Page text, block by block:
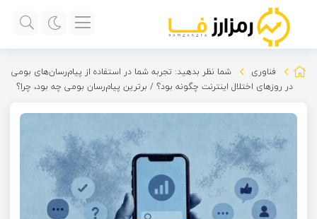
فناوری
شما نظر بدهید: تجربه شما در استفاده از پیام‌رسان‌های بومی
در روزهای اختلال اینترنت چگونه بود؟ / برترین پیام‌رسان بومی چه بود، چرا؟